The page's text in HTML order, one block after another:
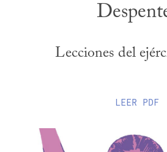
Lecciones del
LEER PDF